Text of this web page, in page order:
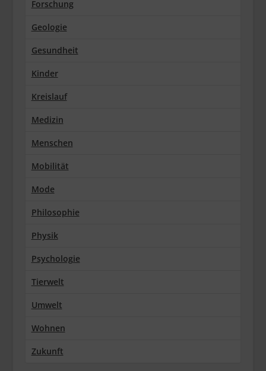
Forschung
Geologie
Gesundheit
Kinder
Kreislauf
Medizin
Menschen
Mobilität
Mode
Philosophie
Physik
Psychologie
Tierwelt
Umwelt
Wohnen
Zukunft